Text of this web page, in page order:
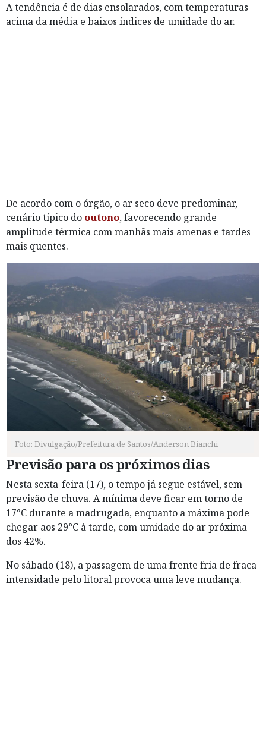
A tendência é de dias ensolarados, com temperaturas
acima da média e baixos índices de umidade do ar.
De acordo com o órgão, o ar seco deve predominar,
cenário típico do outono, favorecendo grande
amplitude térmica com manhãs mais amenas e tardes
mais quentes.
Foto: Divulgação/Prefeitura de Santos/Anderson Bianchi
Previsão para os próximos dias
Nesta sexta-feira (17), o tempo já segue estável, sem
previsão de chuva. A mínima deve ficar em torno de
17°C durante a madrugada, enquanto a máxima pode
chegar aos 29°C à tarde, com umidade do ar próxima
dos 42%.
No sábado (18), a passagem de uma frente fria de fraca
intensidade pelo litoral provoca uma leve mudança.